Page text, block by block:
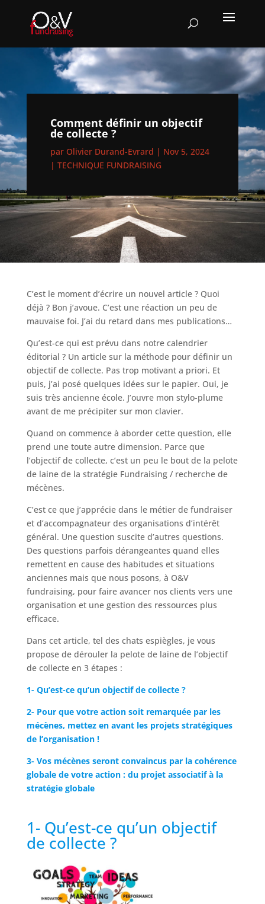
Comment définir un objectif
de collecte ?
par Olivier Durand-Evrard | Nov 5, 2024
| TECHNIQUE FUNDRAISING
C’est le moment d’écrire un nouvel article ? Quoi
déjà ? Bon j’avoue. C’est une réaction un peu de
mauvaise foi. J’ai du retard dans mes publications…
Qu’est-ce qui est prévu dans notre calendrier
éditorial ? Un article sur la méthode pour définir un
objectif de collecte. Pas trop motivant a priori. Et
puis, j’ai posé quelques idées sur le papier. Oui, je
suis très ancienne école. J’ouvre mon stylo-plume
avant de me précipiter sur mon clavier.
Quand on commence à aborder cette question, elle
prend une toute autre dimension. Parce que
l’objectif de collecte, c’est un peu le bout de la pelote
de laine de la stratégie Fundraising / recherche de
mécènes.
C’est ce que j’apprécie dans le métier de fundraiser
et d’accompagnateur des organisations d’intérêt
général. Une question suscite d’autres questions.
Des questions parfois dérangeantes quand elles
remettent en cause des habitudes et situations
anciennes mais que nous posons, à O&V
fundraising, pour faire avancer nos clients vers une
organisation et une gestion des ressources plus
efficace.
Dans cet article, tel des chats espiègles, je vous
propose de dérouler la pelote de laine de l’objectif
de collecte en 3 étapes :
1- Qu’est-ce qu’un objectif de collecte ?
2- Pour que votre action soit remarquée par les
mécènes, mettez en avant les projets stratégiques
de l’organisation !
3- Vos mécènes seront convaincus par la cohérence
globale de votre action : du projet associatif à la
stratégie globale
1- Qu’est-ce qu’un objectif
de collecte ?